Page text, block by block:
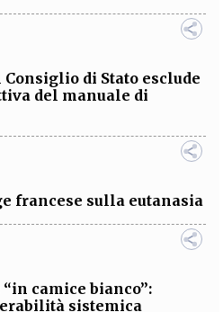
Consiglio di Stato esclude
del manuale di
francese sulla eutanasia
camice bianco”:
sistemica